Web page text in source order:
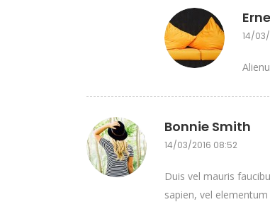
14/
Bonnie Smith
14/03/2016 08:52
Duis vel mauris
sapien, vel